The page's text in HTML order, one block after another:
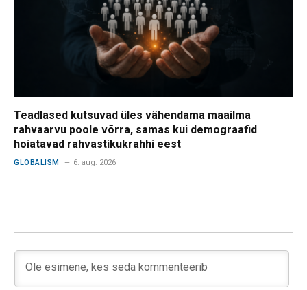
Teadlased kutsuvad üles vähendama maailma
rahvaarvu poole võrra, samas kui demograafid
hoiatavad rahvastikukrahhi eest
GLOBALISM 6. aug. 2026